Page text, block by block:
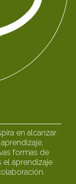
en alcanzar
formas de
el aprendizaje